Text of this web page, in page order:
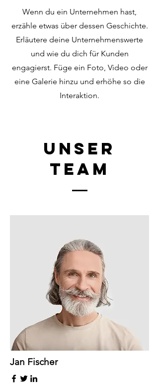
Wenn du ein Unternehmen hast,
erzähle etwas über dessen Geschichte.
Erläutere deine Unternehmenswerte
und wie du dich für Kunden
engagierst. Füge ein Foto, Video oder
eine Galerie hinzu und erhöhe so die
Interaktion.
Unser
Team
Jan Fischer